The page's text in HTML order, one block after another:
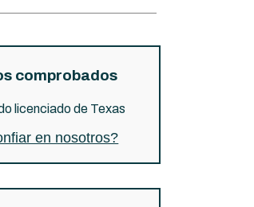
comprobados
licenciado de Texas
en nosotros?